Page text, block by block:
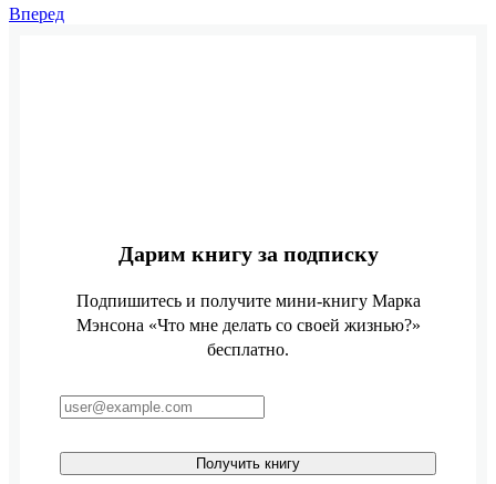
Вперед
Дарим книгу за подписку
Подпишитесь и получите мини-книгу Марка
Мэнсона «Что мне делать со своей жизнью?»
бесплатно.
Получить книгу